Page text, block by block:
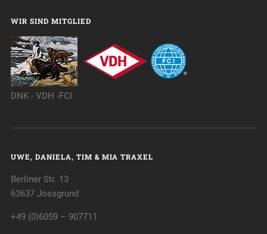
WIR SIND MITGLIED
DNK - VDH -FCI
UWE, DANIELA, TIM & MIA TRAXEL
Berliner Str. 13
63637 Jossgrund
+49 (0)6059 – 907711